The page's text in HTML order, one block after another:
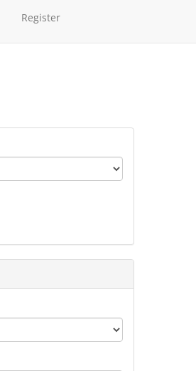
Register